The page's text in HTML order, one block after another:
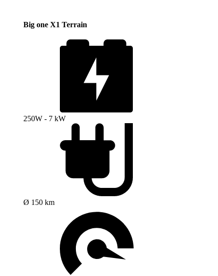
Big one X1 Terrain
250W - 7 kW
Ø 150 km